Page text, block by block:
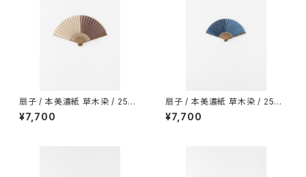
扇子 / 本美濃紙 草木染 / 25間
/ 鉄媒染 / ワインの澱・蘇芳
¥7,700
扇子 / 本美濃紙 草木染 / 25間
6寸5分 / 藍
¥7,700